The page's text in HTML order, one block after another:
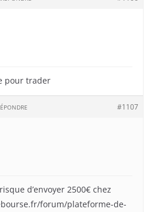
pour trader
#1107
d’envoyer 2500€ chez
forum/plateforme-de-